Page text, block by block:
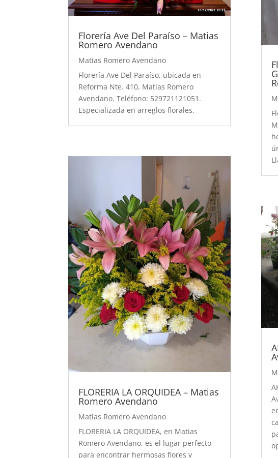
Florería Ave Del Paraíso – Matias
Romero Avendano
Matias Romero Avendano
Florería Ave Del Paraíso, ubicada en
Reforma Nte. 410, Matias Romero
Avendano. Teléfono: 529721121051.
Especializada en arreglos florales.
FLORERIA LA ORQUIDEA – Matias
Romero Avendano
Matias Romero Avendano
FLORERIA LA ORQUIDEA, en Matias
Romero Avendano, es el lugar perfecto
para encontrar hermosas flores y